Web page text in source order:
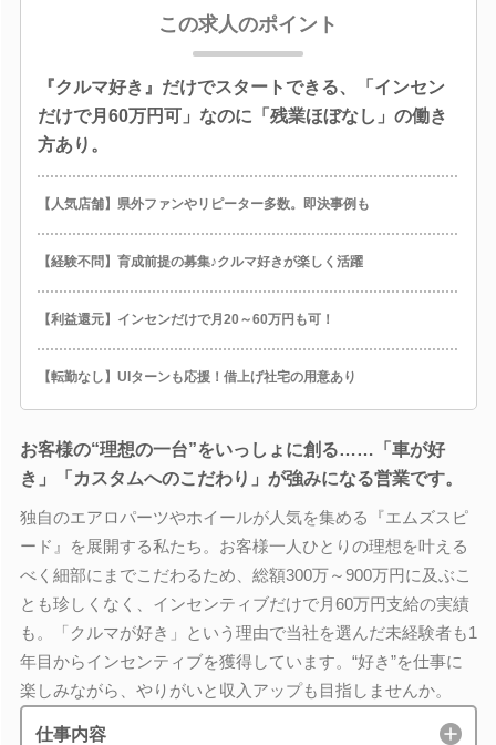
この求人のポイント
『クルマ好き』だけでスタートできる、「インセン
だけで月60万円可」なのに「残業ほぼなし」の働き
方あり。
【人気店舗】県外ファンやリピーター多数。即決事例も
【経験不問】育成前提の募集♪クルマ好きが楽しく活躍
【利益還元】インセンだけで月20～60万円も可！
【転勤なし】UIターンも応援！借上げ社宅の用意あり
お客様の“理想の一台”をいっしょに創る……「車が好
き」「カスタムへのこだわり」が強みになる営業です。
独自のエアロパーツやホイールが人気を集める『エムズスピ
ード』を展開する私たち。お客様一人ひとりの理想を叶える
べく細部にまでこだわるため、総額300万～900万円に及ぶこ
とも珍しくなく、インセンティブだけで月60万円支給の実績
も。「クルマが好き」という理由で当社を選んだ未経験者も1
年目からインセンティブを獲得しています。“好き”を仕事に
楽しみながら、やりがいと収入アップも目指しませんか。
仕事内容